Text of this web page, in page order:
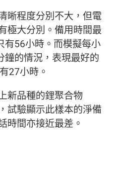
晰程度分別不大，但電
極大分別。備用時間最
有56小時。而模擬每小
鐘的情況，表現最好的
27小時。
新品種的鋰聚合物
試驗顯示此樣本的淨備
時間亦接近最差。